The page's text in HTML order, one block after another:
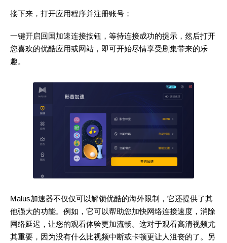
接下来，打开应用程序并注册账号；
一键开启回国加速连接按钮，等待连接成功的提示，然后打开
您喜欢的优酷应用或网站，即可开始尽情享受剧集带来的乐
趣。
Malus加速器不仅仅可以解锁优酷的海外限制，它还提供了其
他强大的功能。例如，它可以帮助您加快网络连接速度，消除
网络延迟，让您的观看体验更加流畅。这对于观看高清视频尤
其重要，因为没有什么比视频中断或卡顿更让人沮丧的了。另